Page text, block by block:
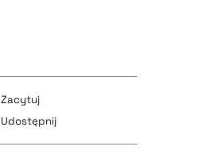
Zacytuj
Udostępnij